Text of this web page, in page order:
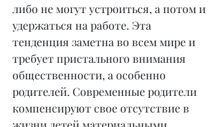
либо не могут устроиться, а потом и
удержаться на работе. Эта
тенденция заметна во всем мире и
требует пристального внимания
общественности, а особенно
родителей. Современные родители
компенсируют свое отсутствие в